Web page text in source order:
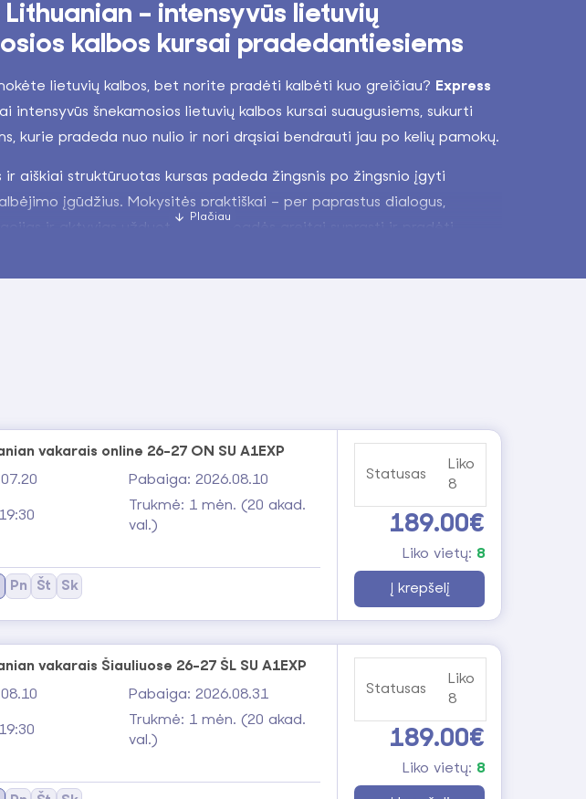
Lithuanian – intensyvūs lietuvių
kalbos kursai pradedantiesiems
lietuvių kalbos, bet norite pradėti kalbėti kuo greičiau? Express
intensyvūs šnekamosios lietuvių kalbos kursai suaugusiems, sukurti
kurie pradeda nuo nulio ir nori drąsiai bendrauti jau po kelių pamokų.
ir aiškiai struktūruotas kursas padeda žingsnis po žingsnio įgyti
įgūdžius. Mokysitės praktiškai – per paprastus dialogus,
praktikos mažose, palaikančiose grupėse
padedanti greitai matyti progresą
realiame gyvenime pritaikomos situacijos
kalbėti lietuviškai jau šiandien
kursai padės ne tik pradėti kalbėti lietuviškai, bet ir geriau jaustis
aplinkoje. Pradėkite nuo paprastų žingsnių – atlikite
kalbos testą , registruokitės ir atraskite, kad lietuvių kalba gali būti
vakarais online 26-27 ON SU A1EXP
Pabaiga: 2026.08.10
Trukmė: 1 mėn. (20 akad.
val.)
Pn Št Sk
Statusas
Liko
8
189.00€
Liko vietų: 8
Į krepšelį
vakarais Šiauliuose 26-27 ŠL SU A1EXP
Pabaiga: 2026.08.31
Trukmė: 1 mėn. (20 akad.
val.)
Statusas
Liko
8
189.00€
Liko vietų: 8